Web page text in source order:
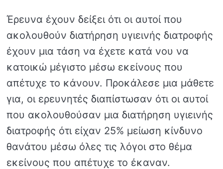
Έρευνα έχουν δείξει ότι οι αυτοί που
ακολουθούν διατήρηση υγιεινής διατροφής
έχουν μια τάση να έχετε κατά νου να
κατοικώ μέγιστο μέσω εκείνους που
απέτυχε το κάνουν. Προκάλεσε μια μάθετε
για, οι ερευνητές διαπίστωσαν ότι οι αυτοί
που ακολουθούσαν μια διατήρηση υγιεινής
διατροφής ότι είχαν 25% μείωση κίνδυνο
θανάτου μέσω όλες τις λόγοι στο θέμα
εκείνους που απέτυχε το έκαναν.